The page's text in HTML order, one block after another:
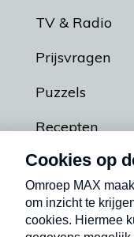
TV & Radio
Prijsvragen
Puzzels
Recepten
Podcasts